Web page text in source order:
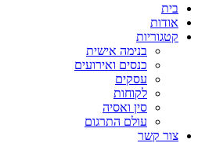
בית
אודות
קטגוריות
בנימה אישית
כנסים ואירועים
עסקים
לקוחות
סין ואסיה
עולם התרגום
צור קשר